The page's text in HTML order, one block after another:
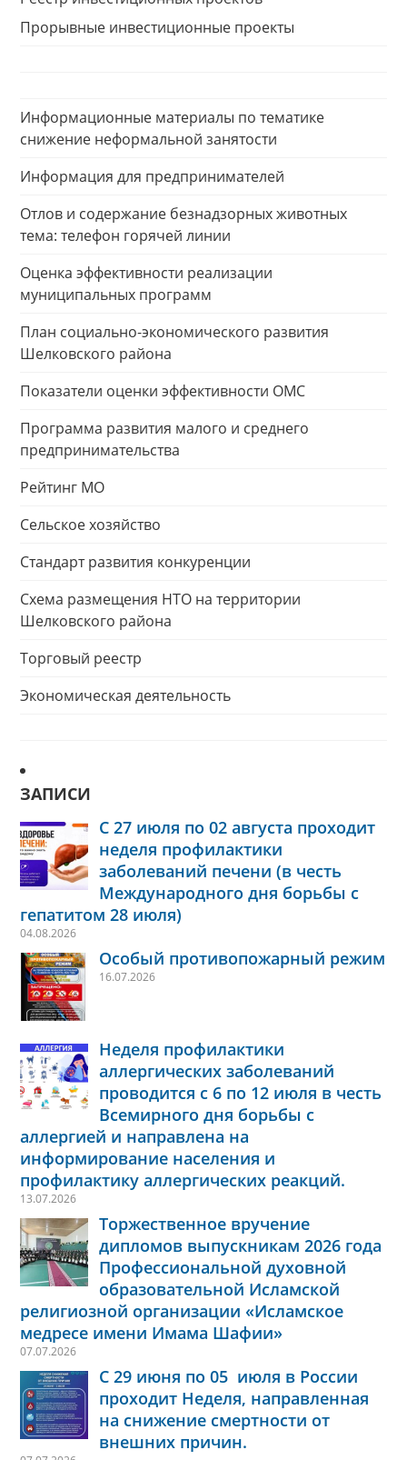
Прорывные инвестиционные проекты
Информационные материалы по тематике
снижение неформальной занятости
Информация для предпринимателей
Отлов и содержание безнадзорных животных
тема: телефон горячей линии
Оценка эффективности реализации
муниципальных программ
План социально-экономического развития
Шелковского района
Показатели оценки эффективности ОМС
Программа развития малого и среднего
предпринимательства
Рейтинг МО
Сельское хозяйство
Стандарт развития конкуренции
Схема размещения НТО на территории
Шелковского района
Торговый реестр
Экономическая деятельность
ЗАПИСИ
С 27 июля по 02 августа проходит
неделя профилактики
заболеваний печени (в честь
Международного дня борьбы с
гепатитом 28 июля)
04.08.2026
Особый противопожарный режим
16.07.2026
Неделя профилактики
аллергических заболеваний
проводится с 6 по 12 июля в честь
Всемирного дня борьбы с
аллергией и направлена на
информирование населения и
профилактику аллергических реакций.
13.07.2026
Торжественное вручение
дипломов выпускникам 2026 года
Профессиональной духовной
образовательной Исламской
религиозной организации «Исламское
медресе имени Имама Шафии»
07.07.2026
С 29 июня по 05 июля в России
проходит Неделя, направленная
на снижение смертности от
внешних причин.